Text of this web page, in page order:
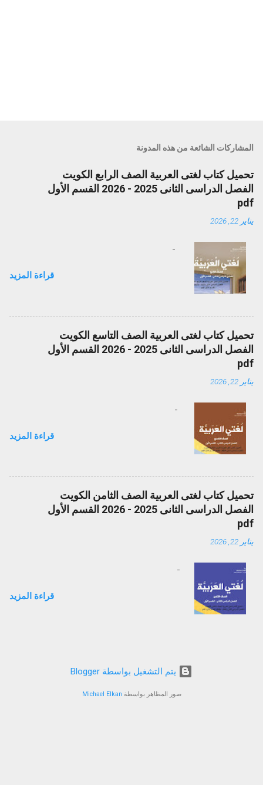
المشاركات الشائعة من هذه المدونة
تحميل كتاب لغتى العربية الصف الرابع الكويت
الفصل الدراسى الثانى 2025 - 2026 القسم الأول
pdf
يناير 22, 2026
قراءة المزيد
تحميل كتاب لغتى العربية الصف التاسع الكويت
الفصل الدراسى الثانى 2025 - 2026 القسم الأول
pdf
يناير 22, 2026
قراءة المزيد
تحميل كتاب لغتى العربية الصف الثامن الكويت
الفصل الدراسى الثانى 2025 - 2026 القسم الأول
pdf
يناير 22, 2026
قراءة المزيد
‏يتم التشغيل بواسطة Blogger
صور المظاهر بواسطةMichael Elkan